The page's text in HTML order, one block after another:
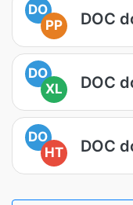
DO
PP
DOC
DO
XL
DOC
DO
HT
DOC